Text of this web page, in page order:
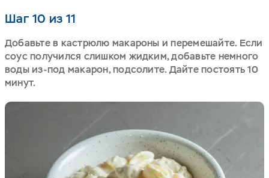
Шаг 10 из 11
Добавьте в кастрюлю макароны и перемешайте. Если
соус получился слишком жидким, добавьте немного
воды из-под макарон, подсолите. Дайте постоять 10
минут.